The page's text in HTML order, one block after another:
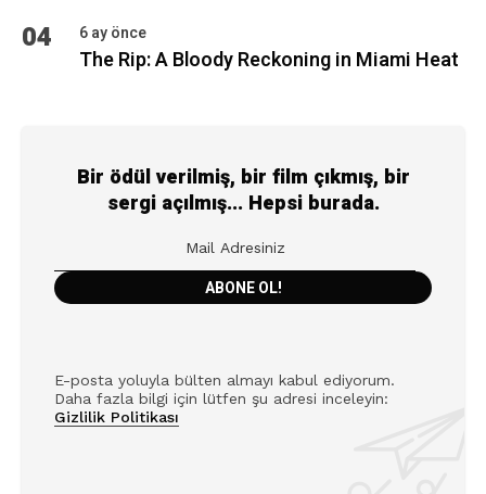
04 6 ay önce
The Rip: A Bloody Reckoning in Miami Heat
Bir ödül verilmiş, bir film çıkmış, bir
sergi açılmış... Hepsi burada.
E-posta yoluyla bülten almayı kabul ediyorum.
Daha fazla bilgi için lütfen şu adresi inceleyin:
Gizlilik Politikası